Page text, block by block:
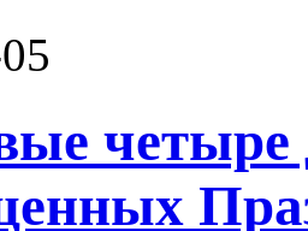
четыре